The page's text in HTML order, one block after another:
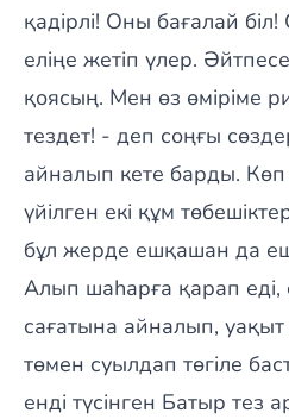
қадірлі! Оны бағалай
еліңе жетіп үлер.
қоясың. Мен өз өміріме
тездет! - деп соңғы
айналып кете барды.
үйілген екі құм
бұл жерде ешқашан да
Алып шаһарға қарап еді,
сағатына айналып,
төмен суылдап төгіле
енді түсінген Батыр тез